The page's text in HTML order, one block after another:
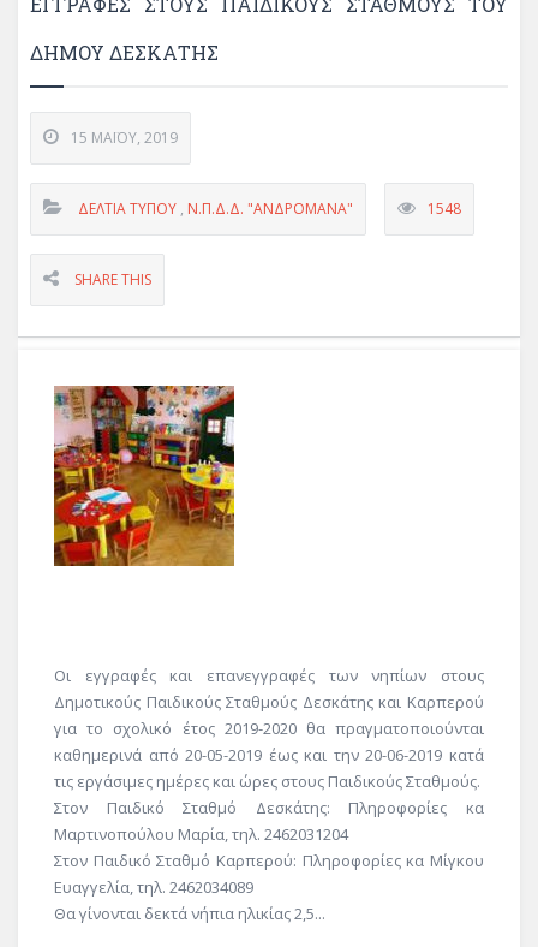
ΔΗΜΟΥ ΔΕΣΚΑΤΗΣ
15 ΜΑΪ́ΟΥ, 2019
ΔΕΛΤΊΑ ΤΎΠΟΥ , Ν.Π.Δ.Δ. "ΑΝΔΡΟΜΑΝΑ" 1548
SHARE THIS
Οι εγγραφές και επανεγγραφές των νηπίων στους
Δημοτικούς Παιδικούς Σταθμούς Δεσκάτης και Καρπερού
για το σχολικό έτος 2019-2020 θα πραγματοποιούνται
καθημερινά από 20-05-2019 έως και την 20-06-2019 κατά
τις εργάσιμες ημέρες και ώρες στους Παιδικούς Σταθμούς.
Στον Παιδικό Σταθμό Δεσκάτης: Πληροφορίες κα
Μαρτινοπούλου Μαρία, τηλ. 2462031204
Στον Παιδικό Σταθμό Καρπερού: Πληροφορίες κα Μίγκου
Ευαγγελία, τηλ. 2462034089
Θα γίνονται δεκτά νήπια ηλικίας 2,5...